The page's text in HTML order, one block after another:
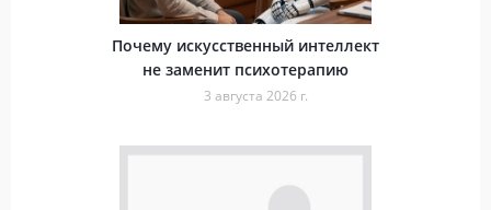
Почему искусственный интеллект
не заменит психотерапию
3 августа 2026 г.